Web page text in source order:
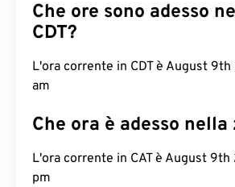
Che ore sono adesso
CDT?
L'ora corrente in CDT è August
am
Che ora è adesso nella
L'ora corrente in CAT è August
pm